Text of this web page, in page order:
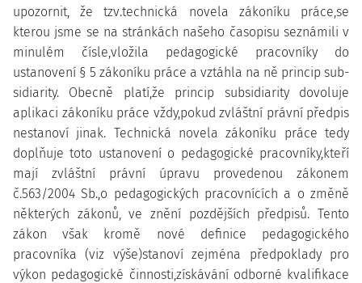
upozornit, že tzv.technická novela zákoníku práce,se
kterou jsme se na stránkách našeho časopisu seznámili v
minulém čísle,vložila pedagogické pracovníky do
ustanovení § 5 zákoníku práce a vztáhla na ně princip sub-
sidiarity. Obecně platí,že princip subsidiarity dovoluje
aplikaci zákoníku práce vždy,pokud zvláštní právní předpis
nestanoví jinak. Technická novela zákoníku práce tedy
doplňuje toto ustanovení o pedagogické pracovníky,kteří
mají zvláštní právní úpravu provedenou zákonem
č.563/2004 Sb.,o pedagogických pracovnících a o změně
některých zákonů, ve znění pozdějších předpisů. Tento
zákon však kromě nové definice pedagogického
pracovníka (viz výše)stanoví zejména předpoklady pro
výkon pedagogické činnosti,získávání odborné kvalifikace